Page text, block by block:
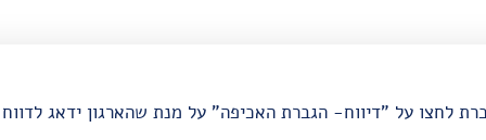
לחצו על "דיווח- הגברת האכיפה" על מנת שהארגון ידאג לדווח